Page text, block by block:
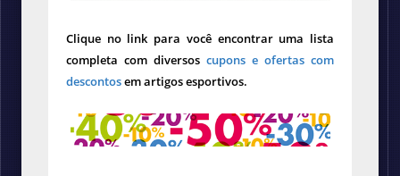
Clique no link para você encontrar uma lista
completa com diversos cupons e ofertas com
descontosem artigos esportivos.